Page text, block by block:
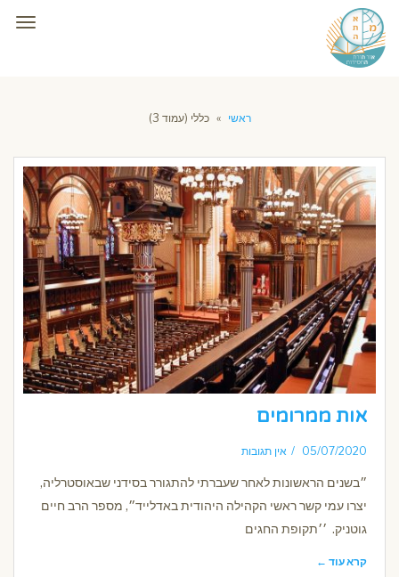
ראשי » כללי (עמוד 3)
אות ממרומים
05/07/2020 אין תגובות
״בשנים הראשונות לאחר שעברתי להתגורר בסידני שבאוסטרליה,
יצרו עמי קשר ראשי הקהילה היהודית באדלייד״, מספר הרב חיים
גוטניק. ׳׳תקופת החגים
קרא עוד ←